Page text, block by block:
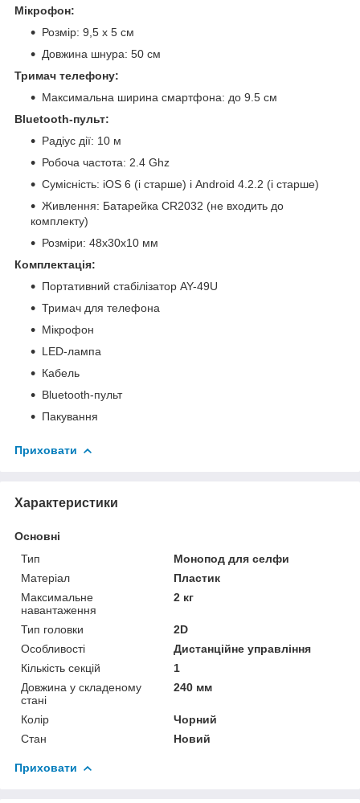
Мікрофон:
Розмір: 9,5 х 5 см
Довжина шнура: 50 см
Тримач телефону:
Максимальна ширина смартфона: до 9.5 см
Bluetooth-пульт:
Радіус дії: 10 м
Робоча частота: 2.4 Ghz
Сумісність: iOS 6 (і старше) і Android 4.2.2 (і старше)
Живлення: Батарейка CR2032 (не входить до
комплекту)
Розміри: 48х30х10 мм
Комплектація:
Портативний стабілізатор AY-49U
Тримач для телефона
Мікрофон
LED-лампа
Кабель
Bluetooth-пульт
Пакування
Приховати
Характеристики
Основні
Тип
Монопод для селфи
Матеріал
Пластик
Максимальне
навантаження
2 кг
Тип головки
2D
Особливості
Дистанційне управління
Кількість секцій
1
Довжина у складеному
стані
240 мм
Колір
Чорний
Стан
Новий
Приховати